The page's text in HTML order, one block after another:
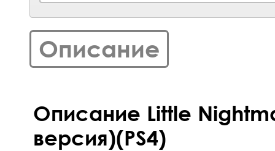
Описание
Описание Little
версия)(PS4)